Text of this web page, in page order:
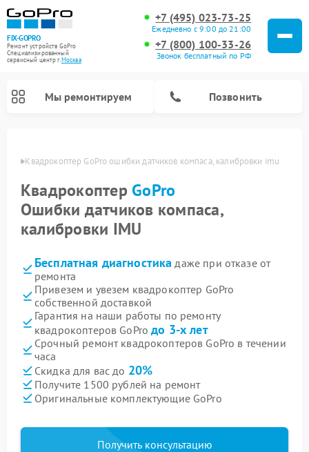
FIX-GOPRO
Ремонт устройств GoPro
Специализированный
cервисный центр г.Москва
+7 (495) 023-73-25
Ежедневно с 9:00 до 21:00
+7 (800) 100-33-26
Звонок бесплатный по РФ
Мы ремонтируем Позвонить
Квадрокоптер GoPro ошибки датчиков компаса, калибровки imu
Квадрокоптер GoPro
Ошибки датчиков компаса,
калибровки IMU
Бесплатная диагностика даже при отказе от
ремонта
Привезем и увезем квадрокоптер GoPro
собственной доставкой
Гарантия на наши работы по ремонту
квадрокоптеров GoProдо 3-х лет
Срочный ремонт квадрокоптеров GoPro в течении
часа
Скидка для вас до 20%
Получите 1500 рублей на ремонт
Оригинальные комплектующие GoPro
Получить консультацию